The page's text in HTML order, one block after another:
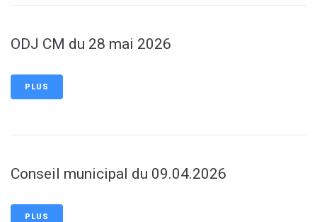
ODJ CM du 28 mai 2026
PLUS
Conseil municipal du 09.04.2026
PLUS